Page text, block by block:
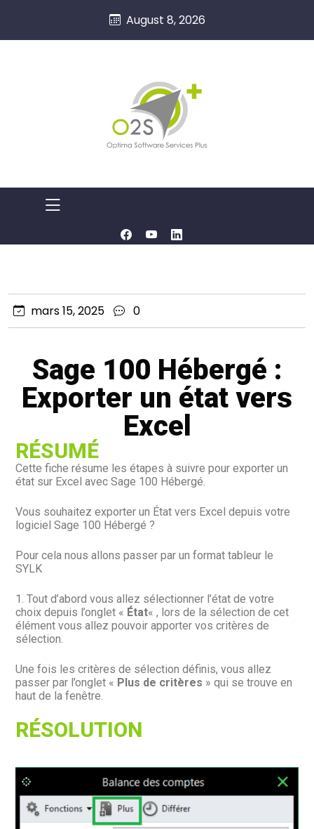
August 8, 2026
mars 15, 2025 0
Sage 100 Hébergé :
Exporter un état vers
Excel
RÉSUMÉ
Cette fiche résume les étapes à suivre pour exporter un
état sur Excel avec Sage 100 Hébergé.
Vous souhaitez exporter un État vers Excel depuis votre
logiciel Sage 100 Hébergé ?
Pour cela nous allons passer par un format tableur le
SYLK
1. Tout d’abord vous allez sélectionner l’état de votre
choix depuis l’onglet « État« , lors de la sélection de cet
élément vous allez pouvoir apporter vos critères de
sélection.
Une fois les critères de sélection définis, vous allez
passer par l’onglet « Plus de critères » qui se trouve en
haut de la fenêtre.
RÉSOLUTION